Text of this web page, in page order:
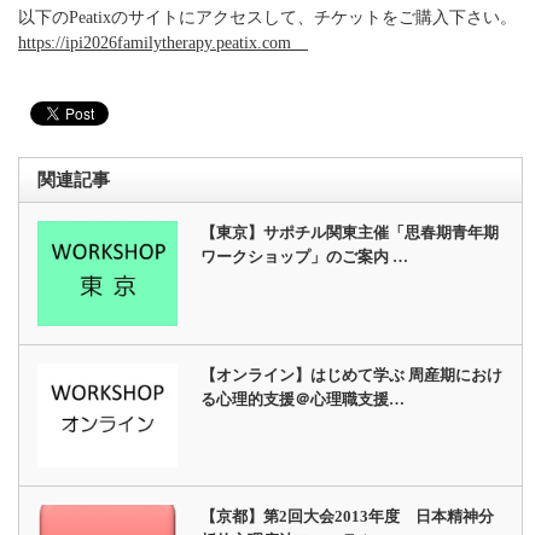
以下のPeatixのサイトにアクセスして、チケットをご購入下さい。
https://ipi2026familytherapy.peatix.com
関連記事
【東京】サポチル関東主催「思春期青年期
ワークショップ」のご案内 …
【オンライン】はじめて学ぶ 周産期におけ
る心理的支援＠心理職支援…
【京都】第2回大会2013年度 日本精神分